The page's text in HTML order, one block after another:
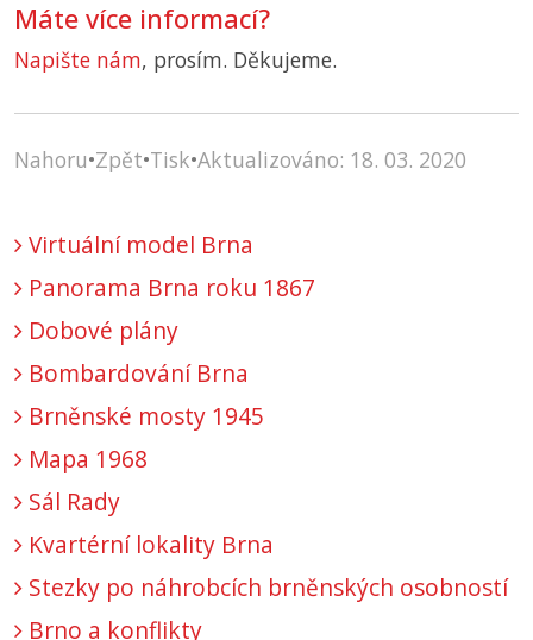
Máte více informací?
Napište nám, prosím. Děkujeme.
Nahoru•Zpět•Tisk•Aktualizováno: 18. 03. 2020
Virtuální model Brna
Panorama Brna roku 1867
Dobové plány
Bombardování Brna
Brněnské mosty 1945
Mapa 1968
Sál Rady
Kvartérní lokality Brna
Stezky po náhrobcích brněnských osobností
Brno a konflikty